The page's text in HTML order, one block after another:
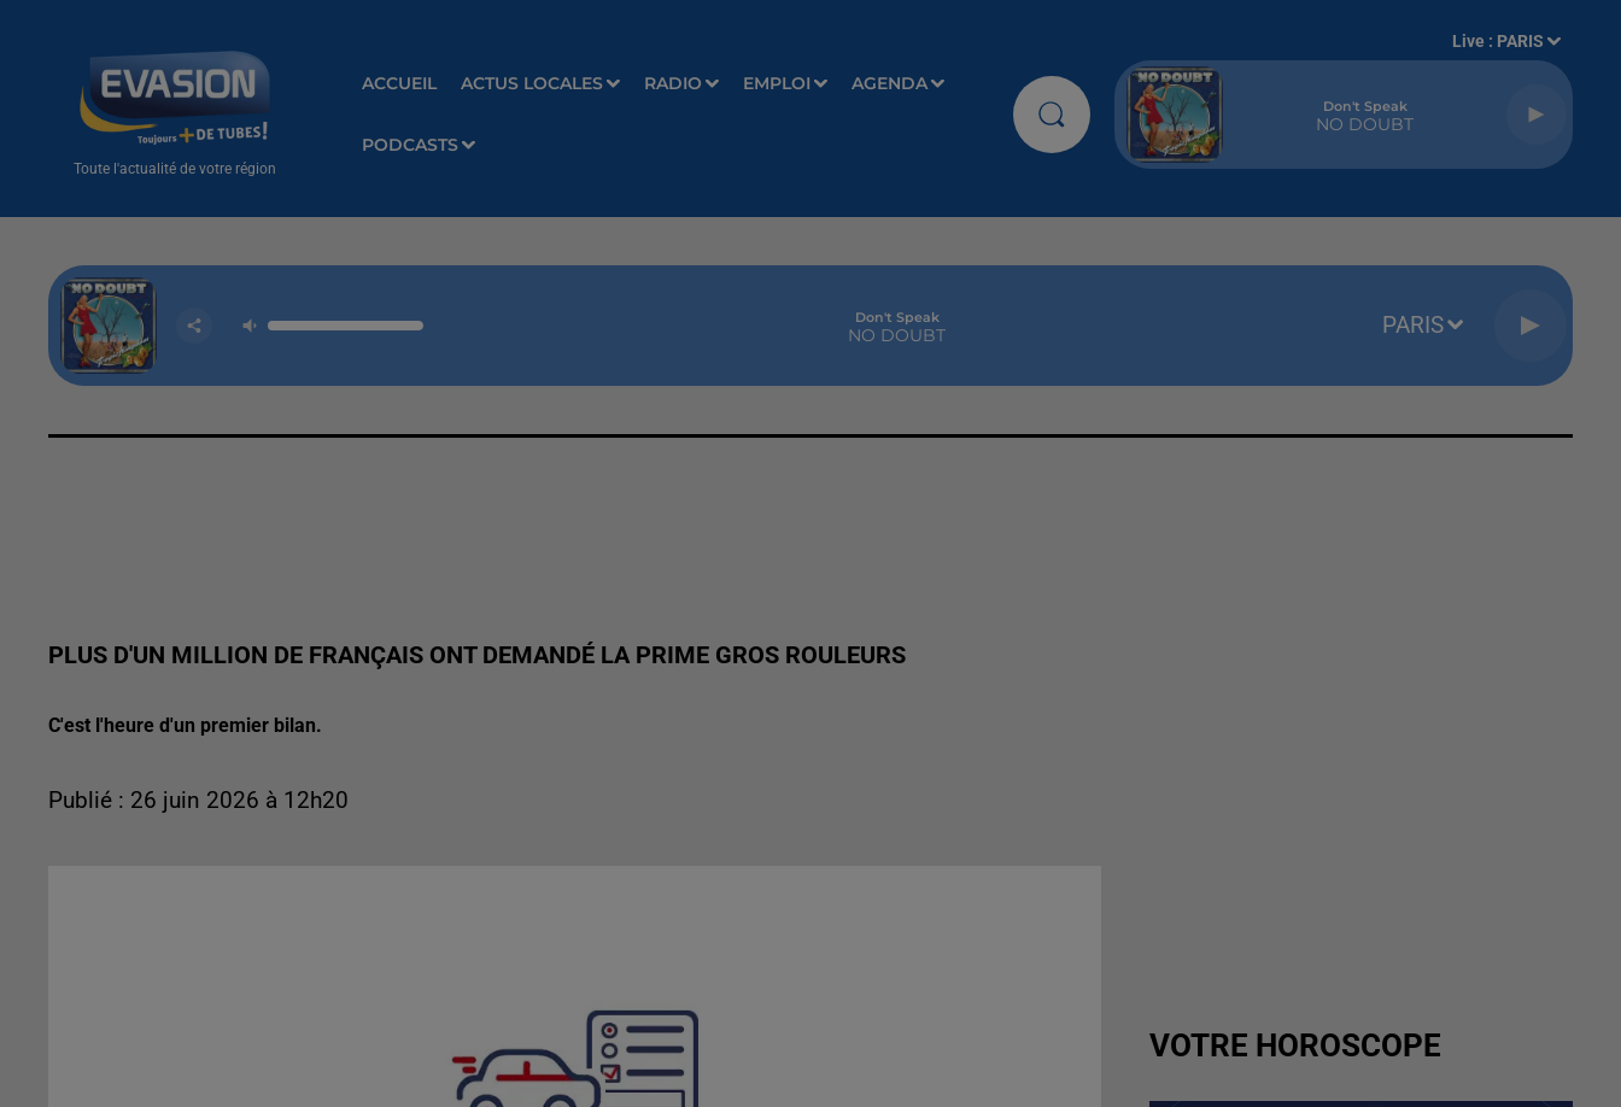
Toute l'actualité de votre région
ACCUEIL ACTUS LOCALES RADIO EMPLOI AGENDA
PODCASTS
Live : PARIS
Don't Speak
NO DOUBT
Don't Speak
NO DOUBT PARIS
PLUS D'UN MILLION DE FRANÇAIS ONT DEMANDÉ LA PRIME GROS ROULEURS
C'est l'heure d'un premier bilan.
Publié : 26 juin 2026 à 12h20
VOTRE HOROSCOPE